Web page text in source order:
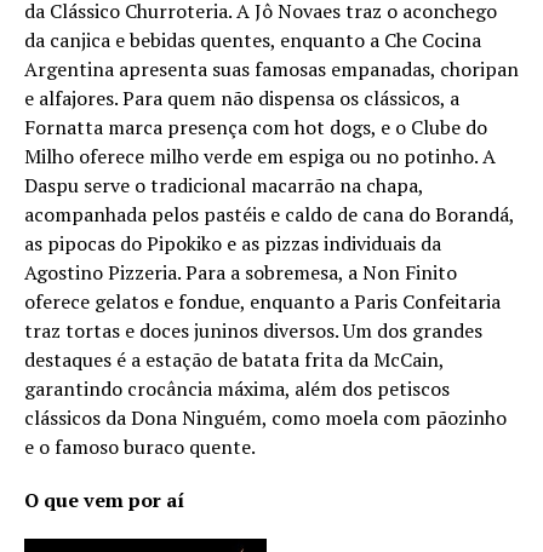
da Clássico Churroteria. A Jô Novaes traz o aconchego
da canjica e bebidas quentes, enquanto a Che Cocina
Argentina apresenta suas famosas empanadas, choripan
e alfajores. Para quem não dispensa os clássicos, a
Fornatta marca presença com hot dogs, e o Clube do
Milho oferece milho verde em espiga ou no potinho. A
Daspu serve o tradicional macarrão na chapa,
acompanhada pelos pastéis e caldo de cana do Borandá,
as pipocas do Pipokiko e as pizzas individuais da
Agostino Pizzeria. Para a sobremesa, a Non Finito
oferece gelatos e fondue, enquanto a Paris Confeitaria
traz tortas e doces juninos diversos. Um dos grandes
destaques é a estação de batata frita da McCain,
garantindo crocância máxima, além dos petiscos
clássicos da Dona Ninguém, como moela com pãozinho
e o famoso buraco quente.
O que vem por aí